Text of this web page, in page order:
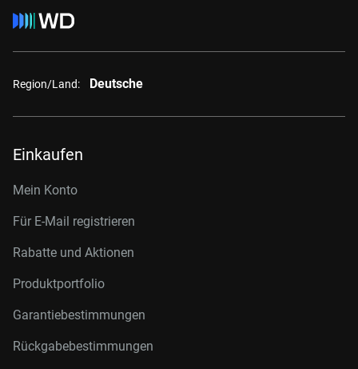
Region/Land: Deutsche
Einkaufen
Mein Konto
Für E-Mail registrieren
Rabatte und Aktionen
Produktportfolio
Garantiebestimmungen
Rückgabebestimmungen